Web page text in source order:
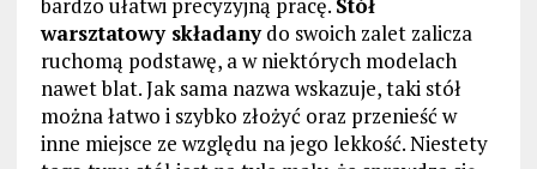
bardzo ułatwi precyzyjną pracę. Stół
warsztatowy składanydo swoich zalet zalicza
ruchomą podstawę, a w niektórych modelach
nawet blat. Jak sama nazwa wskazuje, taki stół
można łatwo i szybko złożyć oraz przenieść w
inne miejsce ze względu na jego lekkość. Niestety